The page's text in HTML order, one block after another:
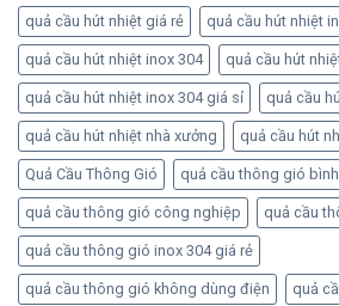
quả cầu hút nhiệt giá rẻ quả cầu hút nhiệt
quả cầu hút nhiệt inox 304 quả cầu hút
quả cầu hút nhiệt inox 304 giá sỉ quả cầu
quả cầu hút nhiệt nhà xưởng quả cầu hút
Quả Cầu Thông Gió quả cầu thông gió
quả cầu thông gió công nghiệp quả cầu
quả cầu thông gió inox 304 giá rẻ
quả cầu thông gió không dùng điện quả